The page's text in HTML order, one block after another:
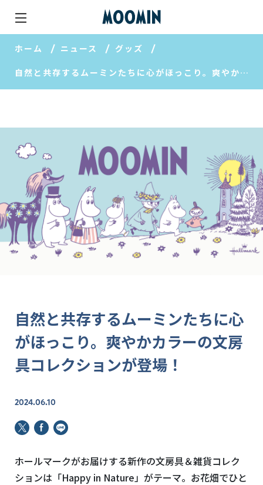
ホーム ニュース グッズ
自然と共存するムーミンたちに心がほっこり。爽やかカラーの文房具コレクションが登場！
自然と共存するムーミンたちに心
がほっこり。爽やかカラーの文房
具コレクションが登場！
2024.06.10
ホールマークがお届けする新作の文房具＆雑貨コレク
ションは「Happy in Nature」がテーマ。お花畑でひと